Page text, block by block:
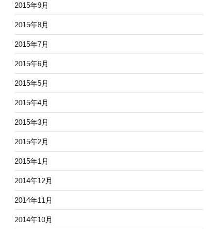
2015年9月
2015年8月
2015年7月
2015年6月
2015年5月
2015年4月
2015年3月
2015年2月
2015年1月
2014年12月
2014年11月
2014年10月